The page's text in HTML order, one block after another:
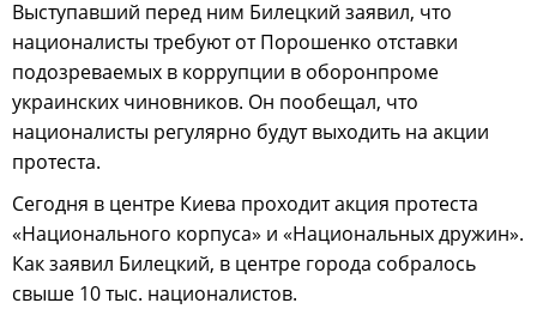
Выступавший перед ним Билецкий заявил, что
националисты требуют от Порошенко отставки
подозреваемых в коррупции в оборонпроме
украинских чиновников. Он пообещал, что
националисты регулярно будут выходить на акции
протеста.
Сегодня в центре Киева проходит акция протеста
«Национального корпуса» и «Национальных дружин».
Как заявил Билецкий, в центре города собралось
свыше 10 тыс. националистов.